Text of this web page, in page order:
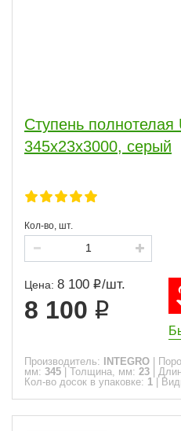
Ступень полнотелая
345х23х3000, серый
Кол-во, шт.
Цена: 8 100 /шт.
8 100
Производитель: INTEGRO
мм: 345 Толщина, мм: 23
Кол-во досок в упаковке: 1